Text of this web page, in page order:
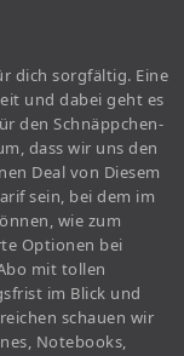
dich sorgfältig. Eine
und dabei geht es
den Schnäppchen-
dass wir uns den
Deal von Diesem
sein, bei dem im
wie zum
Optionen bei
mit tollen
im Blick und
schauen wir
Notebooks,